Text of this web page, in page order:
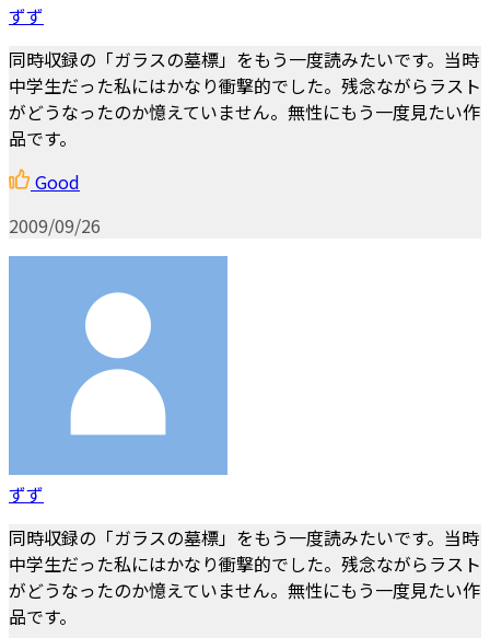
ずず
同時収録の「ガラスの墓標」をもう一度読みたいです。当時
中学生だった私にはかなり衝撃的でした。残念ながらラスト
がどうなったのか憶えていません。無性にもう一度見たい作
品です。
Good
2009/09/26
ずず
同時収録の「ガラスの墓標」をもう一度読みたいです。当時
中学生だった私にはかなり衝撃的でした。残念ながらラスト
がどうなったのか憶えていません。無性にもう一度見たい作
品です。